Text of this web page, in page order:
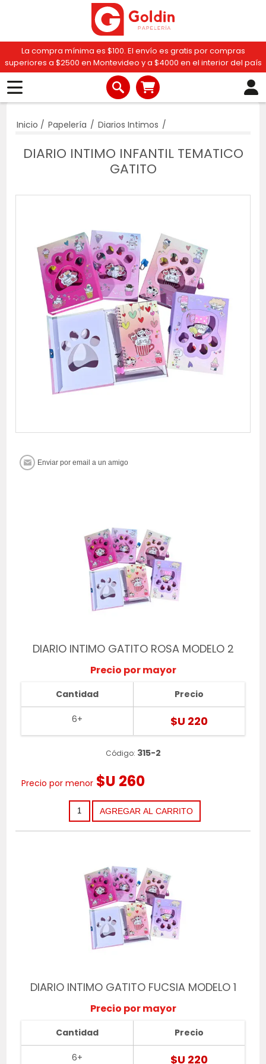
La compra mínima es $100. El envío es gratis por compras
superiores a $2500 en Montevideo y a $4000 en el interior del país
Inicio / Papelería / Diarios Intimos /
DIARIO INTIMO INFANTIL TEMATICO
GATITO
DIARIO INTIMO GATITO ROSA MODELO 2
Precio por mayor
Cantidad
6+
Precio
$U 220
Código: 315-2
Precio por menor $U 260
DIARIO INTIMO GATITO FUCSIA MODELO 1
Precio por mayor
Cantidad
6+
Precio
$U 220